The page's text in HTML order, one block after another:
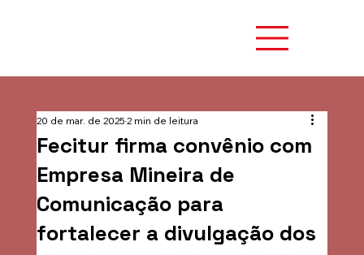
Fecitur firma convênio com
Empresa Mineira de
Comunicação para
fortalecer a divulgação dos
20 de mar. de 20252 min de leitura